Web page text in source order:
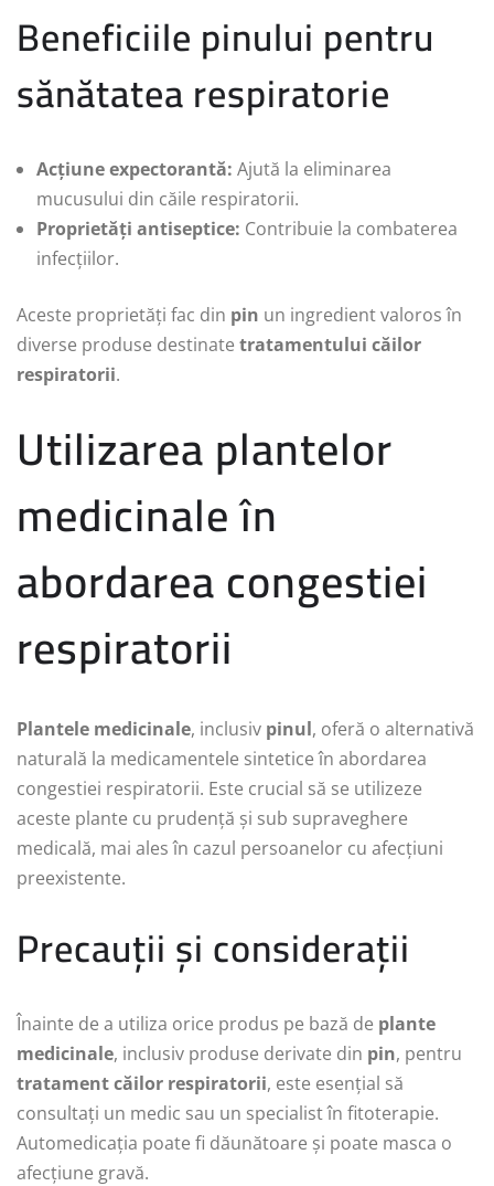
Beneficiile pinului pentru
sănătatea respiratorie
Acțiune expectorantă: Ajută la eliminarea
mucusului din căile respiratorii.
Proprietăți antiseptice: Contribuie la combaterea
infecțiilor.
Aceste proprietăți fac din pin un ingredient valoros în
diverse produse destinate tratamentului căilor
respiratorii.
Utilizarea plantelor
medicinale în
abordarea congestiei
respiratorii
Plantele medicinale, inclusiv pinul, oferă o alternativă
naturală la medicamentele sintetice în abordarea
congestiei respiratorii. Este crucial să se utilizeze
aceste plante cu prudență și sub supraveghere
medicală, mai ales în cazul persoanelor cu afecțiuni
preexistente.
Precauții și considerații
Înainte de a utiliza orice produs pe bază de plante
medicinale, inclusiv produse derivate din pin, pentru
tratament căilor respiratorii, este esențial să
consultați un medic sau un specialist în fitoterapie.
Automedicația poate fi dăunătoare și poate masca o
afecțiune gravă.